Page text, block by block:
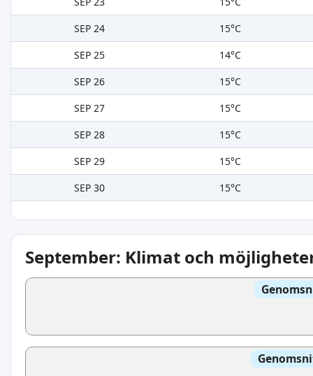
SEP 24
15°C
SEP 25
14°C
SEP 26
15°C
SEP 27
15°C
SEP 28
15°C
SEP 29
15°C
SEP 30
15°C
September: Klimat och